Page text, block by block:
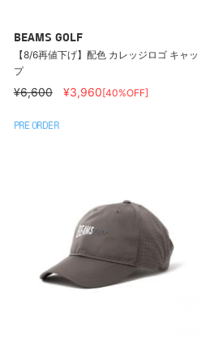
BEAMS GOLF
【8/6再値下げ】配色 カレッジロゴ キャッ
プ
¥6,600 ¥3,960[40%OFF]
PRE ORDER